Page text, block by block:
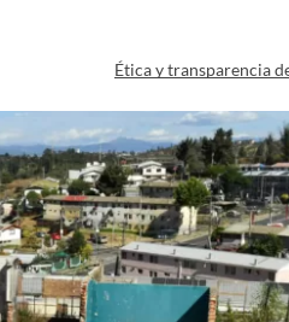
Ética y transparencia